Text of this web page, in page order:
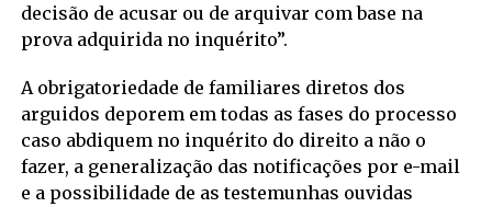
decisão de acusar ou de arquivar com base na
prova adquirida no inquérito”.
A obrigatoriedade de familiares diretos dos
arguidos deporem em todas as fases do processo
caso abdiquem no inquérito do direito a não o
fazer, a generalização das notificações por e-mail
e a possibilidade de as testemunhas ouvidas